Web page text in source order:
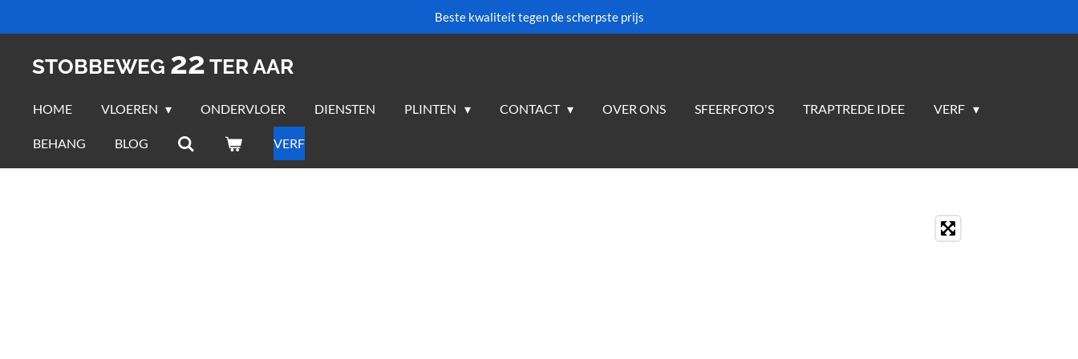
hoofdinhoud
Beste kwaliteit tegen de scherpste prijs
STOBBEWEG 22 TER AAR
HOME VLOEREN ONDERVLOER DIENSTEN PLINTEN CONTACT OVER ONS SFEERFOTO'S TRAPTREDE IDEE VERF
BEHANG BLOG VERF